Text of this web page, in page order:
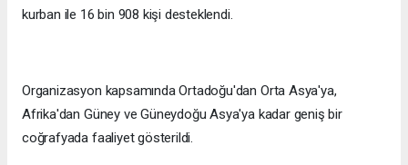
kurban ile 16 bin 908 kişi desteklendi.
Organizasyon kapsamında Ortadoğu'dan Orta Asya'ya,
Afrika'dan Güney ve Güneydoğu Asya'ya kadar geniş bir
coğrafyada faaliyet gösterildi.